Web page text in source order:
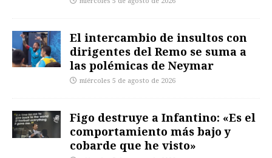
El intercambio de insultos con
dirigentes del Remo se suma a
las polémicas de Neymar
miércoles 5 de agosto de 2026
Figo destruye a Infantino: «Es el
comportamiento más bajo y
cobarde que he visto»